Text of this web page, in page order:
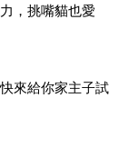
，挑嘴貓也愛
快來給你家主子試